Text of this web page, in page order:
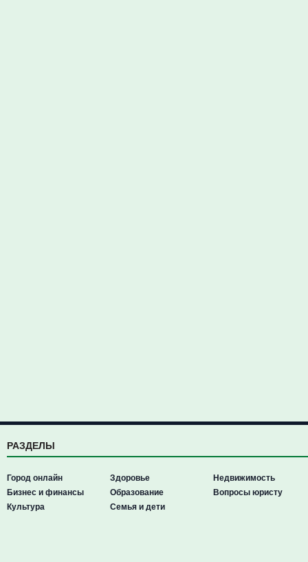
РАЗДЕЛЫ
Город онлайн
Бизнес и финансы
Культура
Здоровье
Образование
Семья и дети
Недвижимость
Вопросы юристу